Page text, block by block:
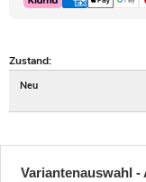
Zustand:
Neu
Variantenauswahl -